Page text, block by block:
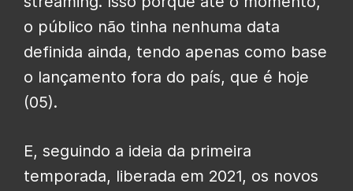
o público não tinha nenhuma data
definida ainda, tendo apenas como base
o lançamento fora do país, que é hoje
(05).
E, seguindo a ideia da primeira
temporada, liberada em 2021, os novos